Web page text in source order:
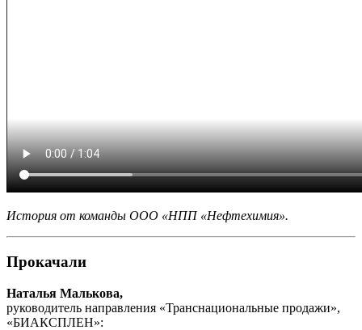
История от команды ООО «НПП «Нефтехимия».
Прокачали
Наталья Малькова,
руководитель направления «Транснациональные продажи»,
«БИАКСПЛЕН»: